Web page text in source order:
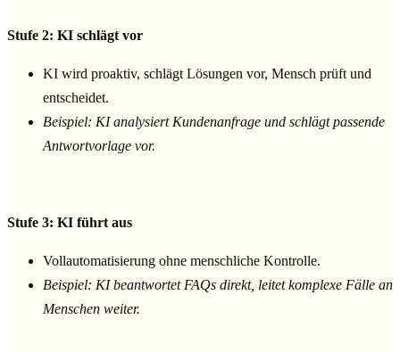
Stufe 2: KI schlägt vor
KI wird proaktiv, schlägt Lösungen vor, Mensch prüft und
entscheidet.
Beispiel: KI analysiert Kundenanfrage und schlägt passende
Antwortvorlage vor.
Stufe 3: KI führt aus
Vollautomatisierung ohne menschliche Kontrolle.
Beispiel: KI beantwortet FAQs direkt, leitet komplexe Fälle an
Menschen weiter.